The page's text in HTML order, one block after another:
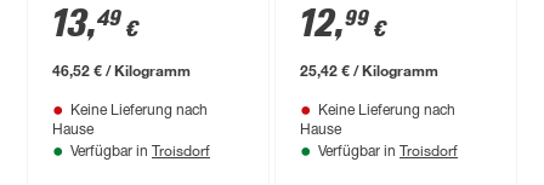
transparent 290 g
13,49 €
46,52 € / Kilogramm
Keine Lieferung nach
Hause
Verfügbar in Troisdorf
g
12,99 €
25,42 € / Kilogramm
Keine Lieferung nach
Hause
Verfügbar in Troisdorf